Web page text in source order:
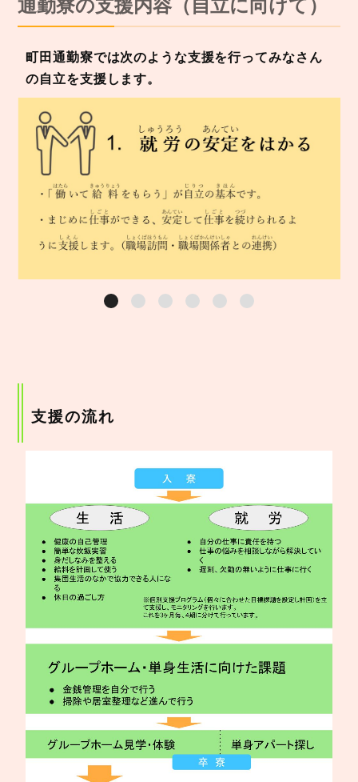
通勤寮の支援内容（自立に向けて）
町田通勤寮では次のような支援を行ってみなさん
の自立を支援します。
支援の流れ